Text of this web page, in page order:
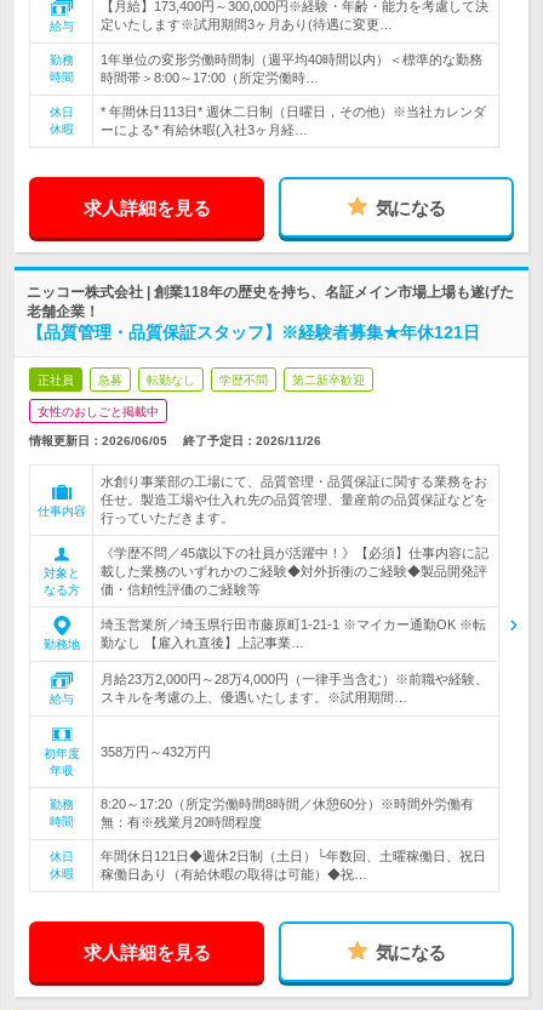
給与
【月給】173,400円～300,000円※経験・年齢・能力を考慮して決
定いたします※試用期間3ヶ月あり(待遇に変更…
勤務
時間
1年単位の変形労働時間制（週平均40時間以内）＜標準的な勤務
時間帯＞8:00～17:00（所定労働時…
休日
休暇
* 年間休日113日* 週休二日制（日曜日，その他）※当社カレンダ
ーによる* 有給休暇(入社3ヶ月経…
求人詳細を見る 気になる
ニッコー株式会社 | 創業118年の歴史を持ち、名証メイン市場上場も遂げた
老舗企業！
【品質管理・品質保証スタッフ】※経験者募集★年休121日
正社員 急募 転勤なし 学歴不問 第二新卒歓迎
女性のおしごと掲載中
情報更新日：2026/06/05 終了予定日： 2026/11/26
仕事内容
水創り事業部の工場にて、品質管理・品質保証に関する業務をお
任せ。製造工場や仕入れ先の品質管理、量産前の品質保証などを
行っていただきます。
対象と
なる方
《学歴不問／45歳以下の社員が活躍中！》【必須】仕事内容に記
載した業務のいずれかのご経験◆対外折衝のご経験◆製品開発評
価・信頼性評価のご経験等
勤務地
埼玉営業所／埼玉県行田市藤原町1-21-1 ※マイカー通勤OK ※転
勤なし 【雇入れ直後】上記事業…
給与
月給23万2,000円～28万4,000円（一律手当含む）※前職や経験、
スキルを考慮の上、優遇いたします。※試用期間…
初年度
年収
358万円～432万円
勤務
時間
8:20～17:20（所定労働時間8時間／休憩60分）※時間外労働有
無：有※残業月20時間程度
休日
休暇
年間休日121日◆週休2日制（土日）└年数回、土曜稼働日、祝日
稼働日あり（有給休暇の取得は可能）◆祝…
求人詳細を見る 気になる